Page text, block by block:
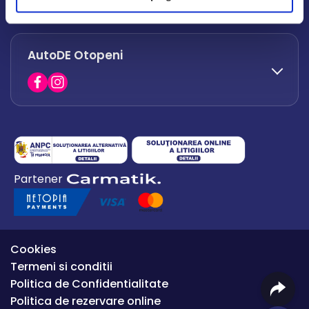
office.afumati@autode.ro
0730 063 852
0730 063 851
AutoDE Otopeni
0754 649 360
office.premium@autode.ro
Partener
Cookies
Termeni si conditii
Politica de Confidentialitate
Politica de rezervare online